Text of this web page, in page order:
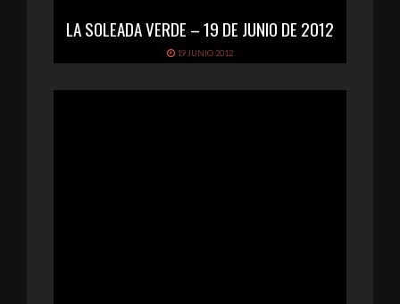
LA SOLEADA VERDE – 19 DE JUNIO DE 2012
19 JUNIO 2012